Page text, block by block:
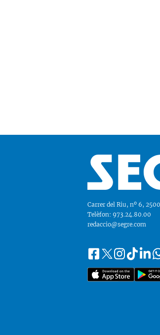
Carrer del Riu, nº 6,
Telèfon: 973.24.80.00
redaccio@segre.com
Facebook